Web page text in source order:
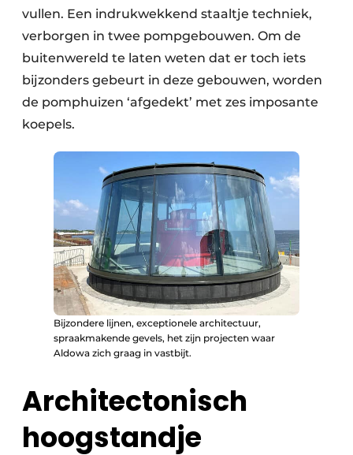
vullen. Een indrukwekkend staaltje techniek,
verborgen in twee pompgebouwen. Om de
buitenwereld te laten weten dat er toch iets
bijzonders gebeurt in deze gebouwen, worden
de pomphuizen ‘afgedekt’ met zes imposante
koepels.
Bijzondere lijnen, exceptionele architectuur,
spraakmakende gevels, het zijn projecten waar
Aldowa zich graag in vastbijt.
Architectonisch
hoogstandje